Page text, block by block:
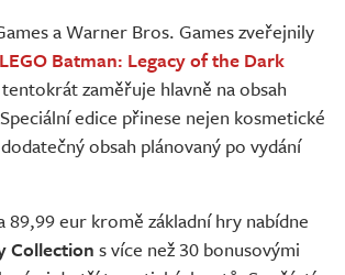
a Warner Bros. Games zveřejnily
LEGO Batman: Legacy of the Dark
zaměřuje hlavně na obsah
edice přinese nejen kosmetické
obsah plánovaný po vydání
89,99 eur kromě základní hry nabídne
Collection s více než 30 bonusovými